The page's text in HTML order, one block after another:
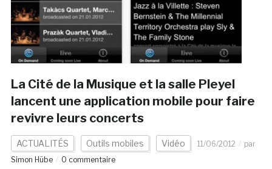
La Cité de la Musique et la salle Pleyel
lancent une application mobile pour faire
revivre leurs concerts
ACTUALITÉS Outils mobiles Vidéo 11/06/2012
par
Simon Hübe
0 commentaire